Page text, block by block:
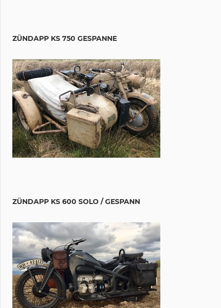
ZÜNDAPP KS 750 GESPANNE
ZÜNDAPP KS 600 SOLO / GESPANN